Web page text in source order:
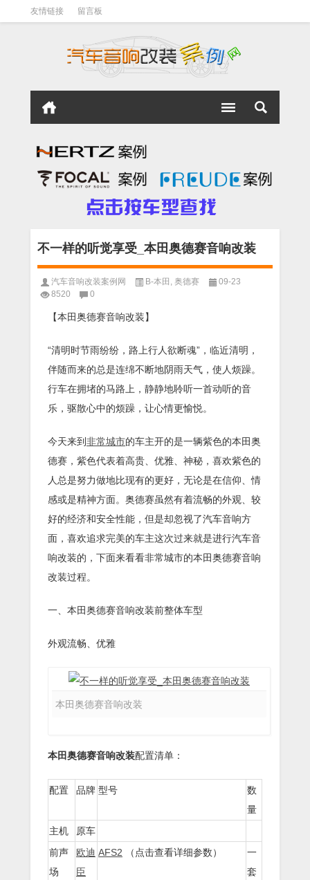
友情链接 留言板
不一样的听觉享受_本田奥德赛音响改装
汽车音响改装案例网 B-本田 , 奥德赛
09-23
8520
0
【本田奥德赛音响改装】
“清明时节雨纷纷，路上行人欲断魂”，临近清明，
伴随而来的总是连绵不断地阴雨天气，使人烦躁。
行车在拥堵的马路上，静静地聆听一首动听的音
乐，驱散心中的烦躁，让心情更愉悦。
今天来到非常城市的车主开的是一辆紫色的本田奥
德赛，紫色代表着高贵、优雅、神秘，喜欢紫色的
人总是努力做地比现有的更好，无论是在信仰、情
感或是精神方面。奥德赛虽然有着流畅的外观、较
好的经济和安全性能，但是却忽视了汽车音响方
面，喜欢追求完美的车主这次过来就是进行汽车音
响改装的，下面来看看非常城市的本田奥德赛音响
改装过程。
一、本田奥德赛音响改装前整体车型
外观流畅、优雅
本田奥德赛音响改装
本田奥德赛音响改装配置清单：
配置 品牌 型号
数
量
主机
原车
前声
场
欧迪
臣
AFS2 （点击查看详细参数）
一
套